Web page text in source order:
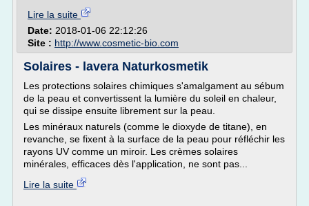
Lire la suite
Date: 2018-01-06 22:12:26
Site : http://www.cosmetic-bio.com
Solaires - lavera Naturkosmetik
Les protections solaires chimiques s'amalgament au sébum
de la peau et convertissent la lumière du soleil en chaleur,
qui se dissipe ensuite librement sur la peau.
Les minéraux naturels (comme le dioxyde de titane), en
revanche, se fixent à la surface de la peau pour réfléchir les
rayons UV comme un miroir. Les crèmes solaires
minérales, efficaces dès l'application, ne sont pas...
Lire la suite